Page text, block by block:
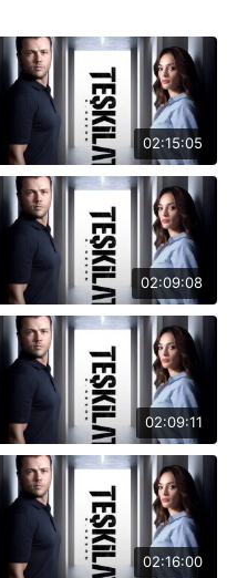
02:15:05
02:09:08
02:09:11
02:16:00